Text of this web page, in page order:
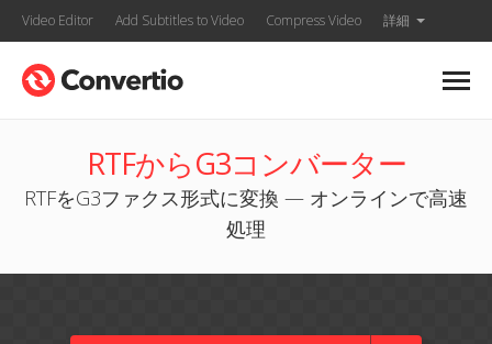
Video Editor Add Subtitles to Video Compress Video 詳細
RTFからG3コンバーター
RTFをG3ファクス形式に変換 — オンラインで高速
処理